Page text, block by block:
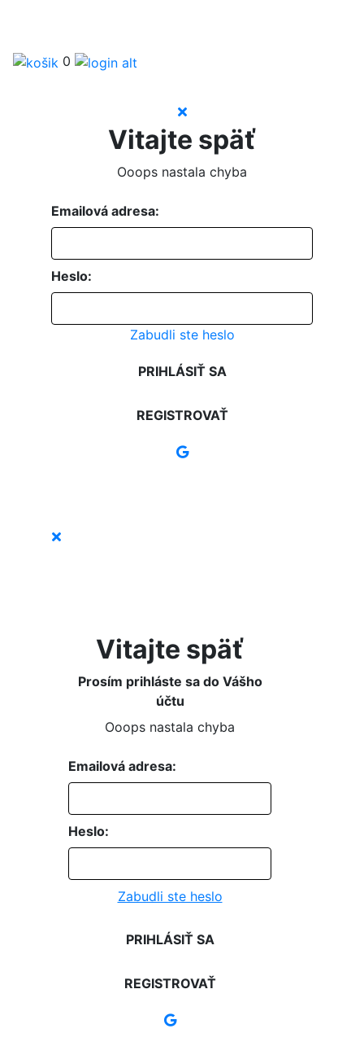
0
Vitajte späť
Ooops nastala chyba
Emailová adresa:
Heslo:
Zabudli ste heslo
PRIHLÁSIŤ SA
REGISTROVAŤ
Vitajte späť
Prosím prihláste sa do Vášho
účtu
Ooops nastala chyba
Emailová adresa:
Heslo:
Zabudli ste heslo
PRIHLÁSIŤ SA
REGISTROVAŤ